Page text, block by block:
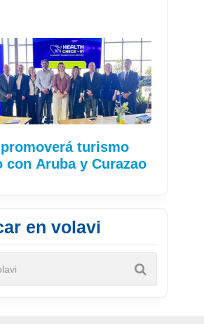
turismo
con Aruba y Curazao
en volavi